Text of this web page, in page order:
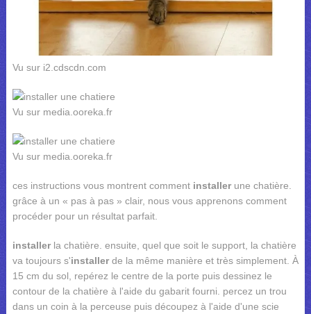
Vu sur i2.cdscdn.com
Vu sur media.ooreka.fr
Vu sur media.ooreka.fr
ces instructions vous montrent comment installerune chatière.
grâce à un « pas à pas » clair, nous vous apprenons comment
procéder pour un résultat parfait.
installerla chatière. ensuite, quel que soit le support, la chatière
va toujours s'installerde la même manière et très simplement. À
15 cm du sol, repérez le centre de la porte puis dessinez le
contour de la chatière à l'aide du gabarit fourni. percez un trou
dans un coin à la perceuse puis découpez à l'aide d'une scie